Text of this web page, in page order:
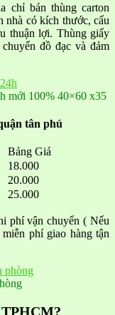
chỉ bán thùng carton
nhà có kích thước, cấu
thuận lợi. Thùng giấy
đồ đạc và đảm
mới 100% 40×60 x35
tân phú
Bảng Giá
18.000
20.000
25.000
phí vận chuyển ( Nếu
phí giao hàng tận